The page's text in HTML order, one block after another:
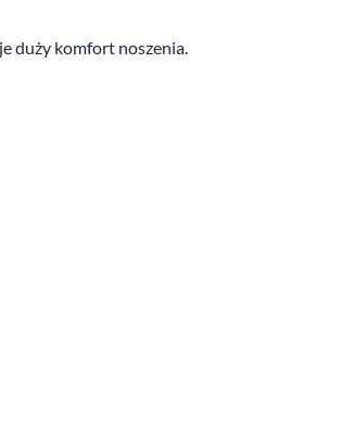
duży komfort noszenia.